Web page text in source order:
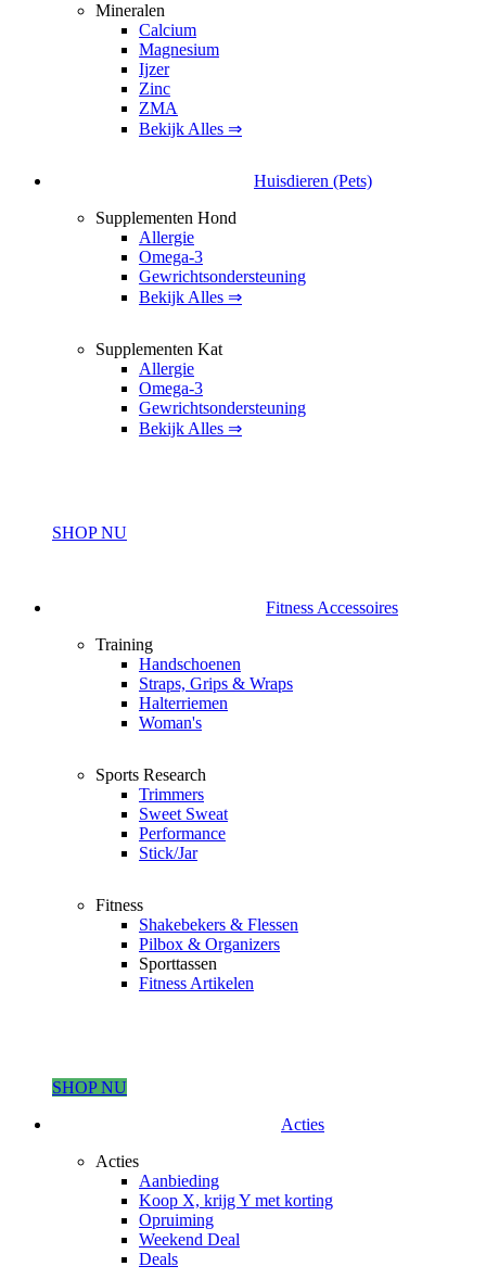
Mineralen
Calcium
Magnesium
Ijzer
Zinc
ZMA
Bekijk Alles ⇒
Huisdieren (Pets)
Supplementen Hond
Allergie
Omega-3
Gewrichtsondersteuning
Bekijk Alles ⇒
Supplementen Kat
Allergie
Omega-3
Gewrichtsondersteuning
Bekijk Alles ⇒
SHOP NU
Fitness Accessoires
Training
Handschoenen
Straps, Grips & Wraps
Halterriemen
Woman's
Sports Research
Trimmers
Sweet Sweat
Performance
Stick/Jar
Fitness
Shakebekers & Flessen
Pilbox & Organizers
Sporttassen
Fitness Artikelen
SHOP NU
Acties
Acties
Aanbieding
Koop X, krijg Y met korting
Opruiming
Weekend Deal
Deals